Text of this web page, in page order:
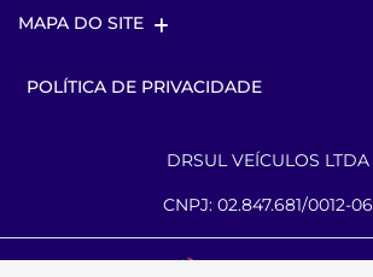
MAPA DO SITE
POLÍTICA DE PRIVACIDADE
DRSUL VEÍCULOS LTDA
CNPJ: 02.847.681/0012-06